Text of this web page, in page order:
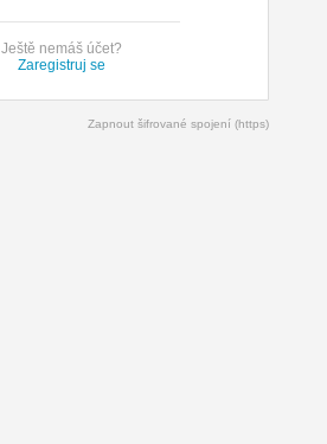
Ještě nemáš účet?
Zaregistruj se
Zapnout šifrované spojení (https)